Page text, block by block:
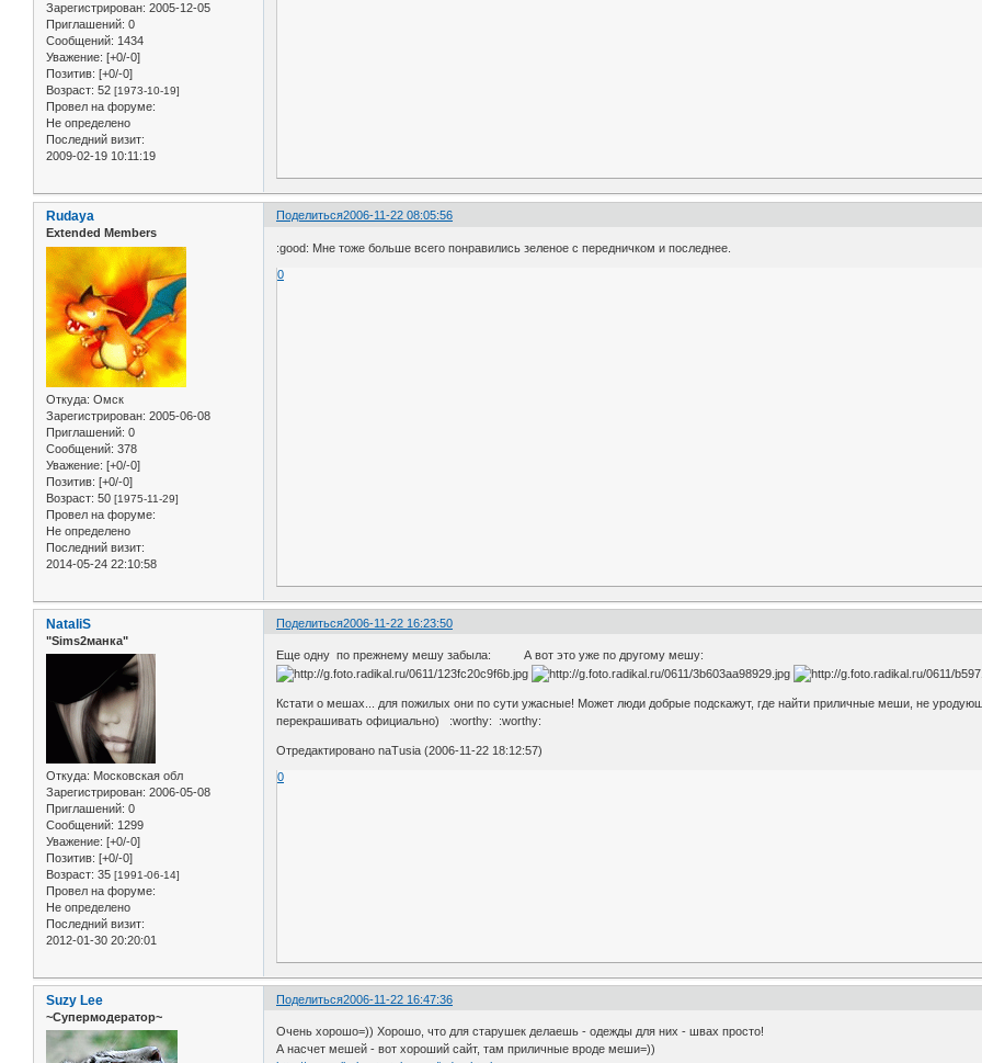
Зарегистрирован: 2005-12-05
Приглашений: 0
Сообщений: 1434
Уважение: [+0/-0]
Позитив: [+0/-0]
Возраст: 52 [1973-10-19]
Провел на форуме:
Не определено
Последний визит:
2009-02-19 10:11:19
Поделиться2006-11-22 08:05:56
Rudaya
Extended Members
Откуда: Омск
Зарегистрирован: 2005-06-08
Приглашений: 0
Сообщений: 378
Уважение: [+0/-0]
Позитив: [+0/-0]
Возраст: 50 [1975-11-29]
Провел на форуме:
Не определено
Последний визит:
2014-05-24 22:10:58
:good: Мне тоже больше всего понравились зеленое с передничком и последнее.
0
Поделиться2006-11-22 16:23:50
NataliS
"Sims2манка"
Откуда: Московская обл
Зарегистрирован: 2006-05-08
Приглашений: 0
Сообщений: 1299
Уважение: [+0/-0]
Позитив: [+0/-0]
Возраст: 35 [1991-06-14]
Провел на форуме:
Не определено
Последний визит:
2012-01-30 20:20:01
Еще одну по прежнему мешу забыла: А вот это уже по другому мешу:
Кстати о мешах... для пожилых они по сути ужасные! Может люди добрые подскажут, где найти приличные меши, не
перекрашивать официально) :worthy: :worthy:
Отредактировано naTusia (2006-11-22 18:12:57)
0
Поделиться2006-11-22 16:47:36
Suzy Lee
~Супермодератор~
Очень хорошо=)) Хорошо, что для старушек делаешь - одежды для них - швах просто!
А насчет мешей - вот хороший сайт, там приличные вроде меши=))